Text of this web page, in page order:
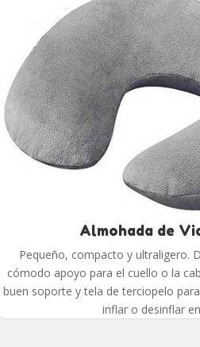
Almohada de
Pequeño, compacto y ultraligero.
cómodo apoyo para el cuello o la
buen soporte y tela de terciopelo
inflar o desinflar